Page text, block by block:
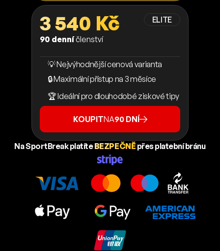
ELITE
3 540 Kč
90 denníčlenství
💡 Nejvýhodnější cenová varianta
🔒 Maximální přístup na 3 měsíce
🏆 Ideální pro dlouhodobé ziskové tipy
KOUPITNA90 DNÍ
Na SportBreak platíteBEZPEČNĚ přes platební bránu